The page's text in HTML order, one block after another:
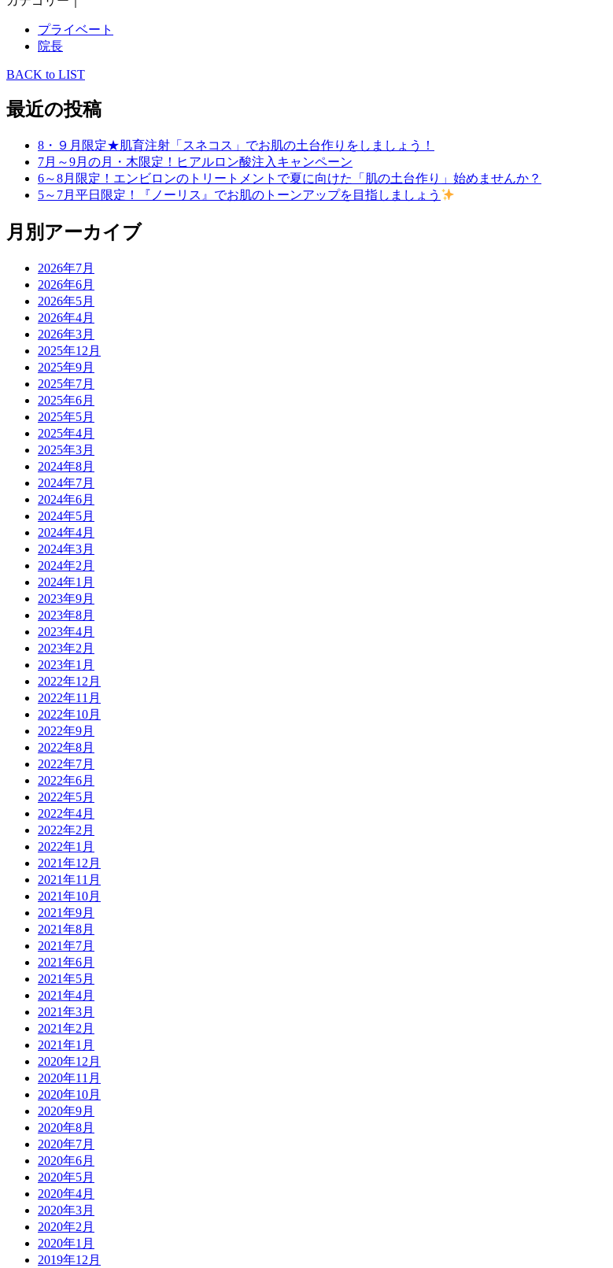
プライベート
院長
BACK to LIST
最近の投稿
8・９月限定★肌育注射「スネコス」でお肌の土台作りをしましょう！
7月～9月の月・木限定！ヒアルロン酸注入キャンペーン
6～8月限定！エンビロンのトリートメントで夏に向けた「肌の土台作り」始めませんか？
5～7月平日限定！『ノーリス』でお肌のトーンアップを目指しましょう
月別アーカイブ
2026年7月
2026年6月
2026年5月
2026年4月
2026年3月
2025年12月
2025年9月
2025年7月
2025年6月
2025年5月
2025年4月
2025年3月
2024年8月
2024年7月
2024年6月
2024年5月
2024年4月
2024年3月
2024年2月
2024年1月
2023年9月
2023年8月
2023年4月
2023年2月
2023年1月
2022年12月
2022年11月
2022年10月
2022年9月
2022年8月
2022年7月
2022年6月
2022年5月
2022年4月
2022年2月
2022年1月
2021年12月
2021年11月
2021年10月
2021年9月
2021年8月
2021年7月
2021年6月
2021年5月
2021年4月
2021年3月
2021年2月
2021年1月
2020年12月
2020年11月
2020年10月
2020年9月
2020年8月
2020年7月
2020年6月
2020年5月
2020年4月
2020年3月
2020年2月
2020年1月
2019年12月